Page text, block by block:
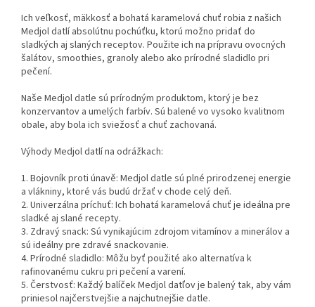
Ich veľkosť, mäkkosť a bohatá karamelová chuť robia z našich
Medjol datlí absolútnu pochúťku, ktorú možno pridať do
sladkých aj slaných receptov. Použite ich na prípravu ovocných
šalátov, smoothies, granoly alebo ako prírodné sladidlo pri
pečení.
Naše Medjol datle sú prírodným produktom, ktorý je bez
konzervantov a umelých farbív. Sú balené vo vysoko kvalitnom
obale, aby bola ich sviežosť a chuť zachovaná.
Výhody Medjol datlí na odrážkach:
1. Bojovník proti únavě: Medjol datle sú plné prirodzenej energie
a vlákniny, ktoré vás budú držať v chode celý deň.
2. Univerzálna príchuť: Ich bohatá karamelová chuť je ideálna pre
sladké aj slané recepty.
3. Zdravý snack: Sú vynikajúcim zdrojom vitamínov a minerálov a
sú ideálny pre zdravé snackovanie.
4. Prírodné sladidlo: Môžu byť použité ako alternatíva k
rafinovanému cukru pri pečení a varení.
5. Čerstvosť: Každý balíček Medjol datľov je balený tak, aby vám
priniesol najčerstvejšie a najchutnejšie datle.